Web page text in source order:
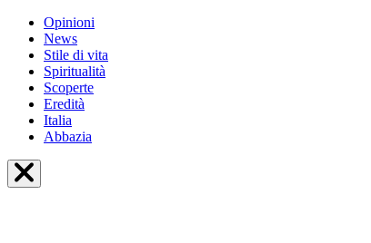
Opinioni
News
Stile di vita
Spiritualità
Scoperte
Eredità
Italia
Abbazia